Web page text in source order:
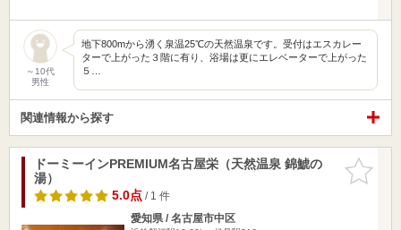
～10代
男性
地下800mから湧く泉温25℃の天然温泉です。受付はエスカレー
ターで上がった３階に有り、浴場は更にエレベーターで上がった
５…
関連情報から探す
お気に入
りに追加
ドーミーインPREMIUM名古屋栄（天然温泉 錦鯱の
湯）
5.0点/ 1 件
愛知県 / 名古屋市中区